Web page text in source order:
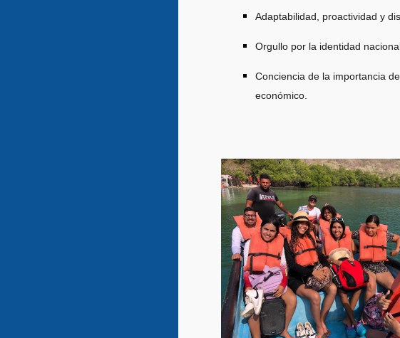
Adaptabilidad, proactividad y
Orgullo por la identidad
Conciencia de la importancia
económico.